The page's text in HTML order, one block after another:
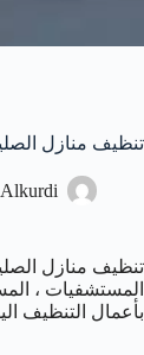
تنظيف منازل الصليبيخات 50993903‬ شركة
تنظيف منازل
المستشفيات ،
بأعمال التنظيف